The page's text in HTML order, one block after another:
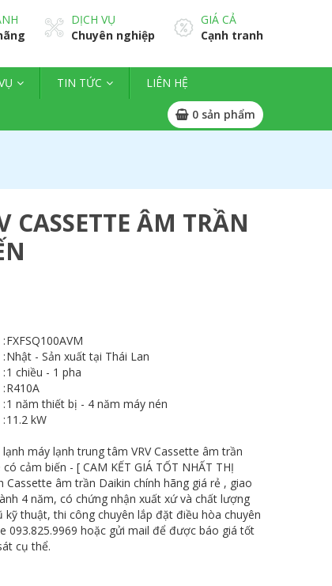
DỊCH VỤ
Chuyên nghiệp
GIÁ CẢ
Cạnh tranh
TIN TỨC LIÊN HỆ
0 sản phẩm
ÂM TRẦN
:FXFSQ100AVM
:Nhật - Sản xuất tại Thái Lan
:1 chiều - 1 pha
:R410A
:1 năm thiết bị - 4 năm máy nén
:11.2 kW
lạnh máy lạnh trung tâm VRV Cassette âm trần
cảm biến - [ CAM KẾT GIÁ TỐT NHẤT THỊ
Cassette âm trần Daikin chính hãng giá rẻ , giao
4 năm, có chứng nhận xuất xứ và chất lượng
kỹ thuật, thi công chuyên lắp đặt điều hòa chuyên
093.825.9969 hoặc gửi mail để được báo giá tốt
cụ thể.